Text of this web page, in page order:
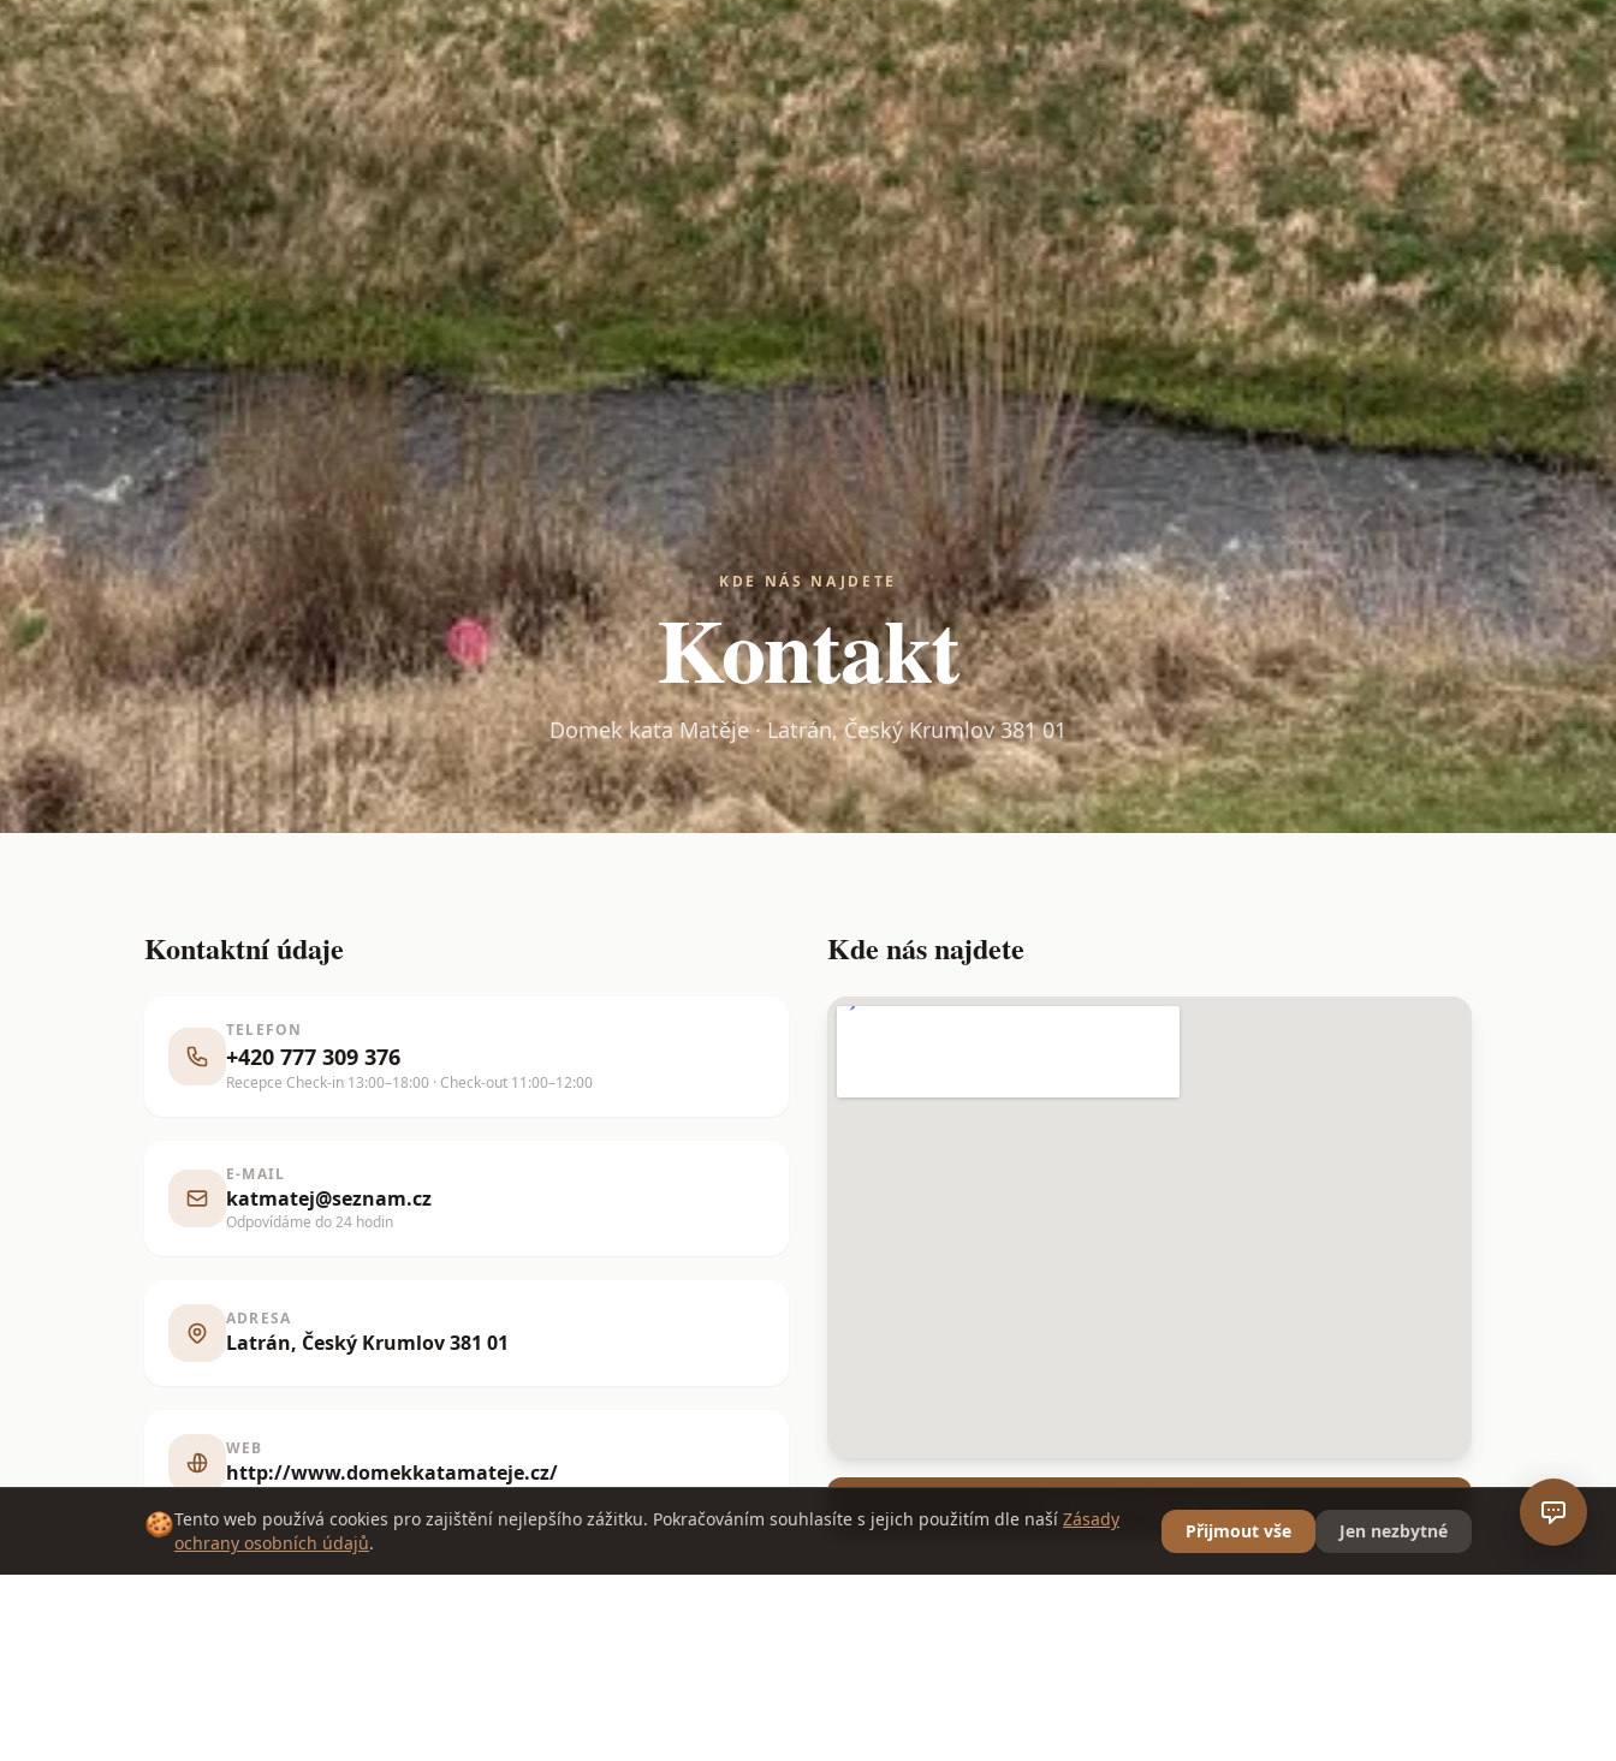
KDE NÁS NAJDETE
Kontakt
Domek kata Matěje · Latrán, Český Krumlov 381 01
Kontaktní údaje
TELEFON
+420 777 309 376
Recepce Check-in 13:00–18:00 · Check-out 11:00–12:00
E-MAIL
katmatej@seznam.cz
Odpovídáme do 24 hodin
ADRESA
Latrán, Český Krumlov 381 01
WEB
http://www.domekkatamateje.cz/
Kde nás najdete
Otevřít v Google Maps
🍪Tento web používá cookies pro zajištění nejlepšího zážitku. Pokračováním souhlasíte s jejich použitím dle naší Zásady
ochrany osobních údajů.
Přijmout vše Jen nezbytné